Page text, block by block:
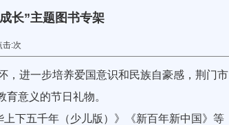
长”主题图书专架
:次
进一步培养爱国意识和民族自豪感，荆门市
意义的节日礼物。
下五千年（少儿版）》《新百年新中国》等